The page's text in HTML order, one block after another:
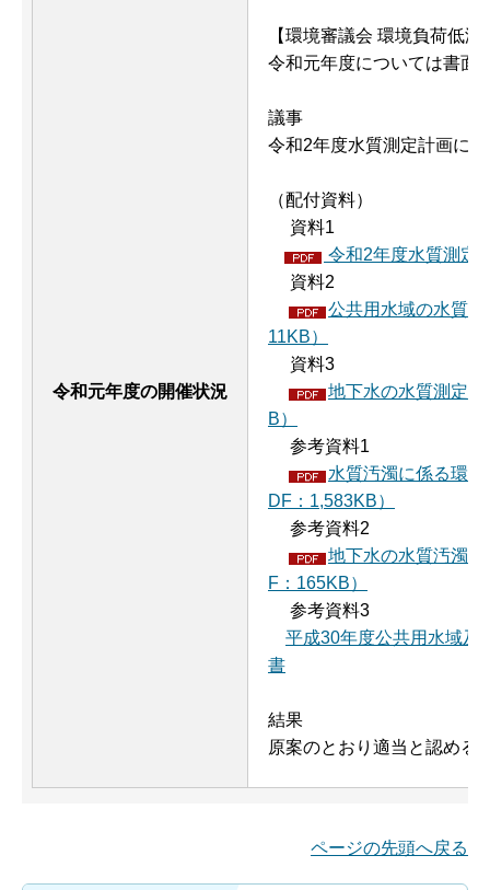
令和元年度の開催状況
【環境審議会 環境負荷低減
令和元年度については書面
議事
令和2年度水質測定計画に
（配付資料）
資料1
令和2年度水質測定
資料2
公共用水域の水質
11KB）
資料3
地下水の水質測定
B）
参考資料1
水質汚濁に係る環
DF：1,583KB）
参考資料2
地下水の水質汚濁
F：165KB）
参考資料3
平成30年度公共用水域及
書
結果
原案のとおり適当と認める
ページの先頭へ戻る